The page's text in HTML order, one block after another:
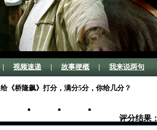
视频速递 故事梗概| 我来说两句
给《桥隆飙》打分，满分5分，你给几分？
评分结果：